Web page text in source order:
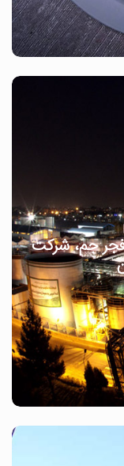
فجر جم، شرکت